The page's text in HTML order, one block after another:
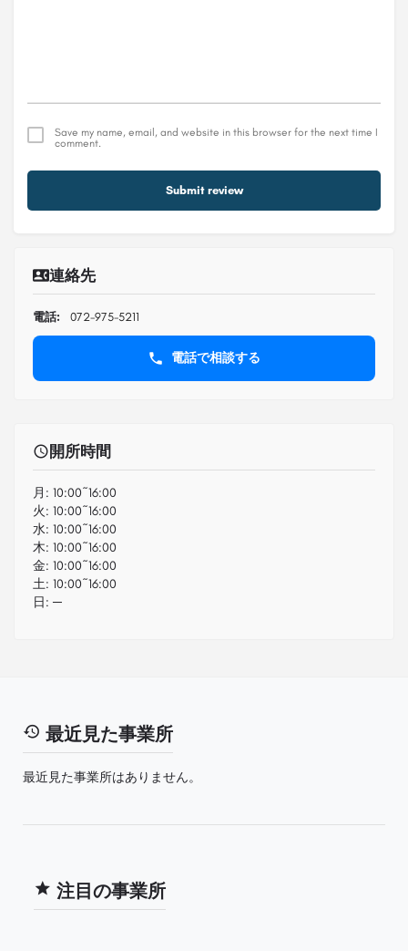
Save my name, email, and website in this browser for the next time I
comment.
Submit review
連絡先
電話: 072-975-5211
電話で相談する
開所時間
月: 10:00~16:00
火: 10:00~16:00
水: 10:00~16:00
木: 10:00~16:00
金: 10:00~16:00
土: 10:00~16:00
日: ─
最近見た事業所
最近見た事業所はありません。
注目の事業所